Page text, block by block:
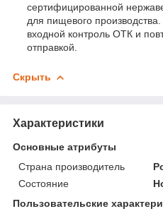
сертифицированной
для пищевого
входной контроль ОТК и
отправкой.
Скрыть
Характеристики
Основные атрибуты
Страна производитель
Состояние
Пользовательские